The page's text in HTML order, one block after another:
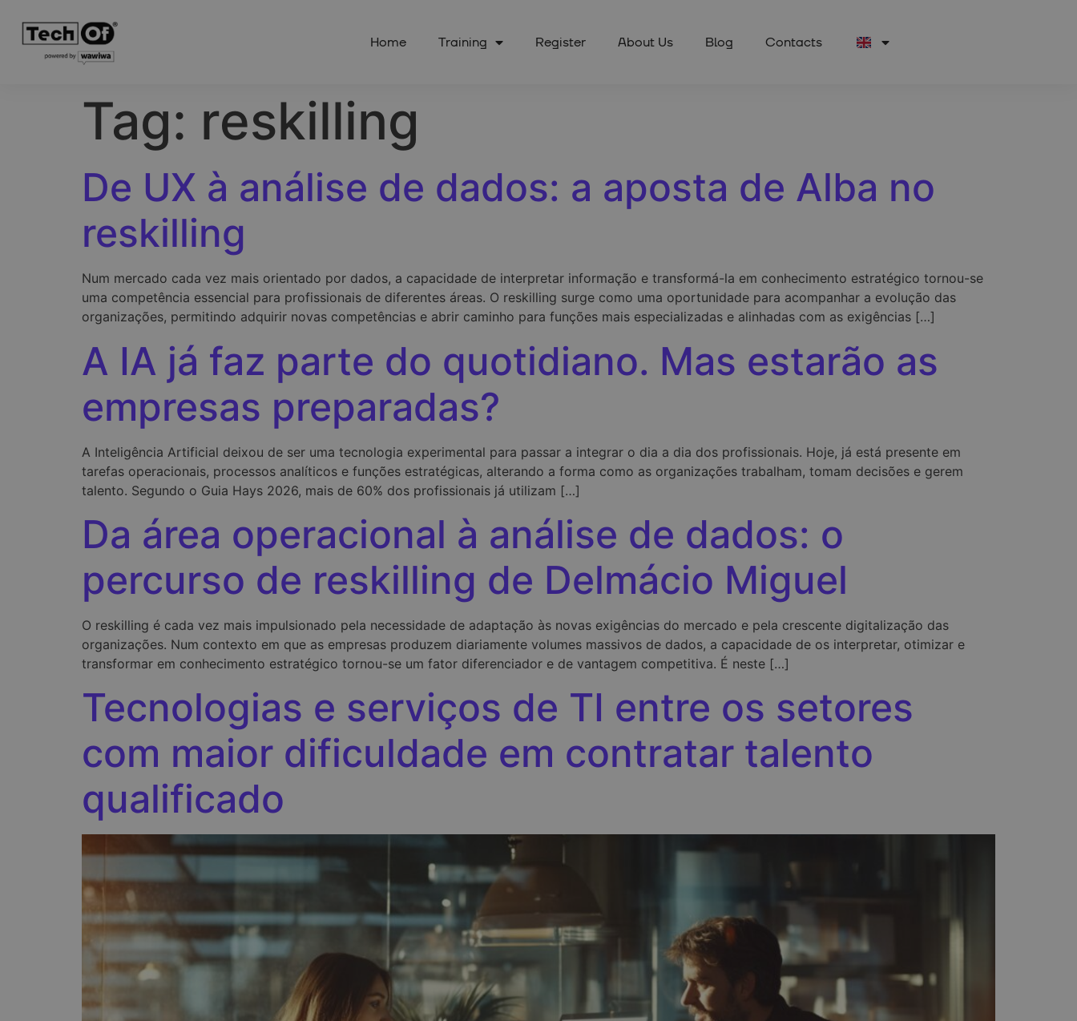
Home Training Register About Us Blog Contacts
Tag: reskilling
De UX à análise de dados: a aposta de Alba no
reskilling
Num mercado cada vez mais orientado por dados, a capacidade de interpretar informação e transformá-la em conhecimento estratégico tornou-se
uma competência essencial para profissionais de diferentes áreas. O reskilling surge como uma oportunidade para acompanhar a evolução das
organizações, permitindo adquirir novas competências e abrir caminho para funções mais especializadas e alinhadas com as exigências […]
A IA já faz parte do quotidiano. Mas estarão as
empresas preparadas?
A Inteligência Artificial deixou de ser uma tecnologia experimental para passar a integrar o dia a dia dos profissionais. Hoje, já está presente em
tarefas operacionais, processos analíticos e funções estratégicas, alterando a forma como as organizações trabalham, tomam decisões e gerem
talento. Segundo o Guia Hays 2026, mais de 60% dos profissionais já utilizam […]
Da área operacional à análise de dados: o
percurso de reskilling de Delmácio Miguel
O reskilling é cada vez mais impulsionado pela necessidade de adaptação às novas exigências do mercado e pela crescente digitalização das
organizações. Num contexto em que as empresas produzem diariamente volumes massivos de dados, a capacidade de os interpretar, otimizar e
transformar em conhecimento estratégico tornou-se um fator diferenciador e de vantagem competitiva. É neste […]
Tecnologias e serviços de TI entre os setores
com maior dificuldade em contratar talento
qualificado